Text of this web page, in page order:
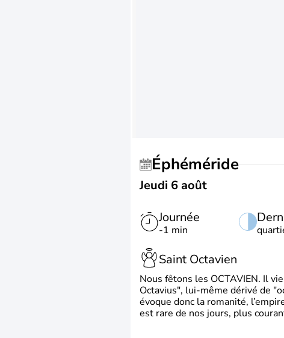
Éphéméride
Jeudi 6 août
Journée
-1 min
Saint Octavien
Nous fêtons les OCTAVIEN. Il
Octavius", lui-même dérivé de
évoque donc la romanité,
est rare de nos jours, plus